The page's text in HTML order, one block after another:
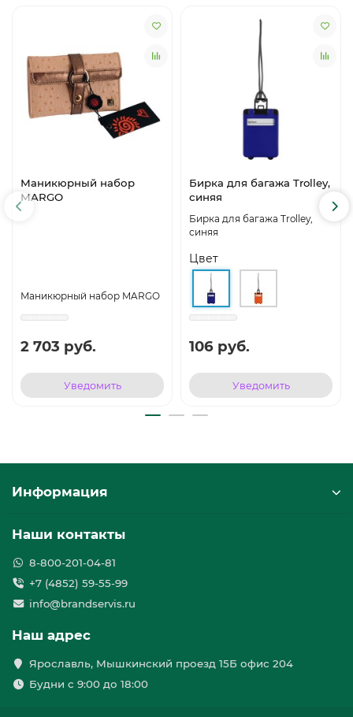
Маникюрный набор
MARGO
Маникюрный набор MARGO
2 703 руб.
Уведомить
Бирка для багажа Trolley,
синяя
Бирка для багажа Trolley,
синяя
Цвет
106 руб.
Уведомить
Информация
Наши контакты
8-800-201-04-81
+7 (4852) 59-55-99
info@brandservis.ru
Наш адрес
Ярославль, Мышкинский проезд 15Б офис 204
Будни с 9:00 до 18:00